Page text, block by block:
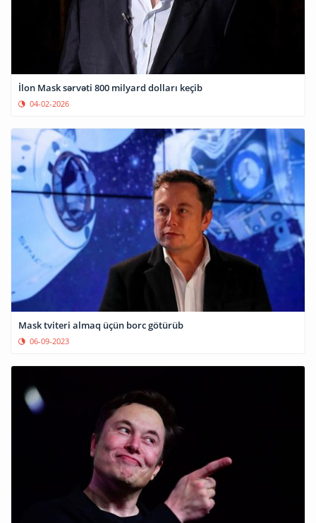
İlon Mask sərvəti 800 milyard dolları keçib
04-02-2026
Mask tviteri almaq üçün borc götürüb
06-09-2023